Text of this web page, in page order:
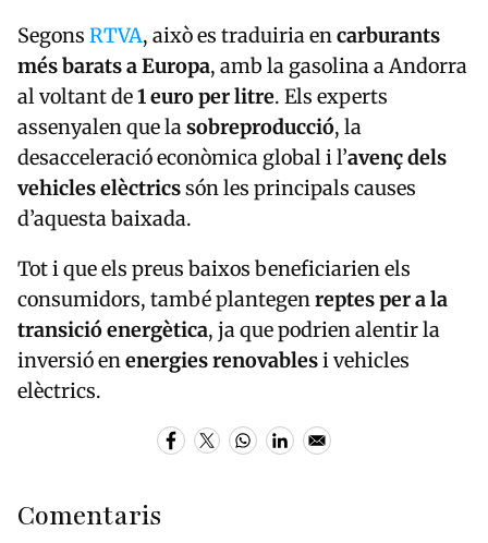
Segons RTVA, això es traduiria encarburants
més barats a Europa, amb la gasolina a Andorra
al voltant de1 euro per litre. Els experts
assenyalen que lasobreproducció, la
desacceleració econòmica global i l’avenç dels
vehicles elèctricssón les principals causes
d’aquesta baixada.
Tot i que els preus baixos beneficiarien els
consumidors, també plantegenreptes per a la
transició energètica, ja que podrien alentir la
inversió enenergies renovablesi vehicles
elèctrics.
Comentaris